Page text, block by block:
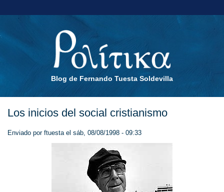
Blog de Fernando Tuesta Soldevilla
Los inicios del social cristianismo
Enviado por ftuestael sáb, 08/08/1998 - 09:33